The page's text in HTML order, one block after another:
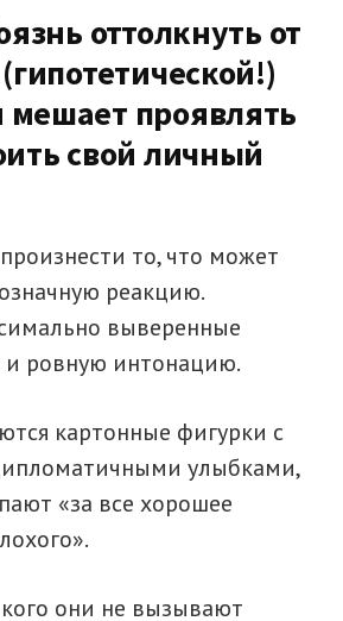
оттолкнуть от
мешает проявлять
свой личный
то, что может
реакцию.
выверенные
ровную интонацию.
картонные фигурки с
улыбками,
«за все хорошее
они не вызывают